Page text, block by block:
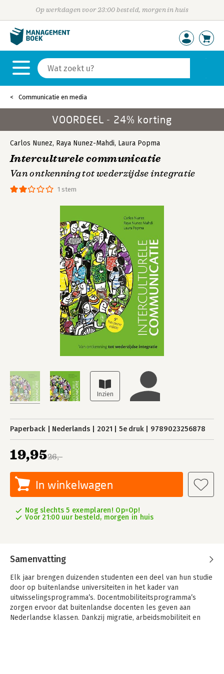
Op werkdagen voor 23:00 besteld, morgen in huis
Communicatie en media
VOORDEEL - 24% korting
1 stem
Carlos Nunez, Raya Nunez-Mahdi, Laura Popma
Interculturele communicatie
Van ontkenning tot wederzijdse integratie
Paperback Nederlands 2021 5e druk 9789023256878
26,-
19,95
In winkelwagen
Nog slechts 5 exemplaren! Op=Op!
Voor 21:00 uur besteld, morgen in huis
Samenvatting
Elk jaar brengen duizenden studenten een deel van hun studie
door op buitenlandse universiteiten in het kader van
uitwisselingsprogramma’s. Docentmobiliteitsprogramma’s
zorgen ervoor dat buitenlandse docenten les geven aan
Nederlandse klassen. Dankzij migratie, arbeidsmobiliteit en